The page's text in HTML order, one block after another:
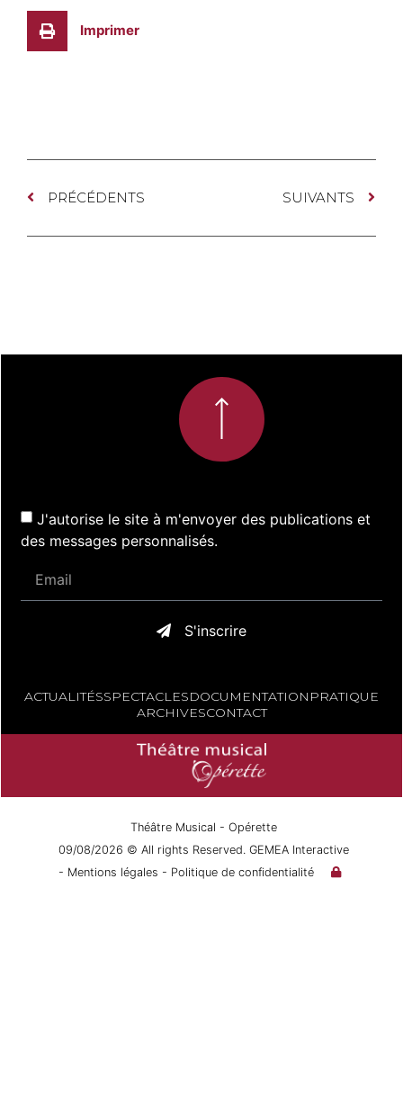
Imprimer
PRÉCÉDENTS SUIVANTS
J'autorise le site à m'envoyer des publications et
des messages personnalisés.
S'inscrire
ACTUALITÉSSPECTACLESDOCUMENTATION PRATIQUE
ARCHIVESCONTACT
Théâtre Musical - Opérette
09/08/2026 © All rights Reserved. GEMEA Interactive
- Mentions légales - Politique de confidentialité